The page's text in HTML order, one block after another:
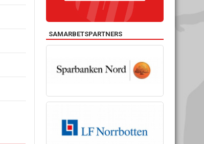
SAMARBETSPARTNERS